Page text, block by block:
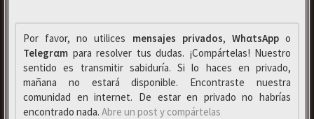
Por favor, no utilices mensajes privados, WhαtsAppo
Telegrαm para resolver tus dudas. ¡Compártelas! Nuestro
sentido es transmitir sabiduría. Si lo haces en privado,
mañana no estará disponible. Encontraste nuestra
comunidad en internet. De estar en privado no habrías
encontrado nada. Abre un post y compártelas